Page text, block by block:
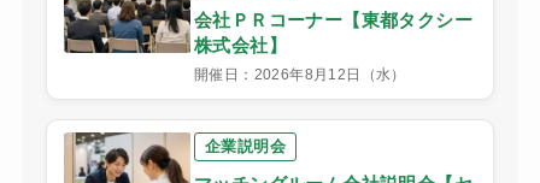
会社ＰＲコーナー【東都タクシー
株式会社】
開催日：2026年8月12日（水）
企業説明会